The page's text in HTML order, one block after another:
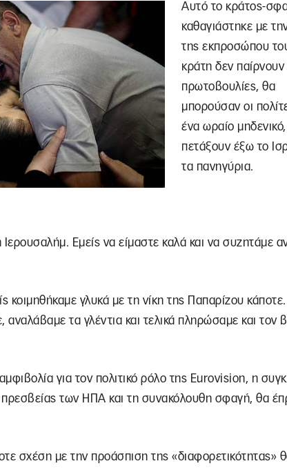
Αυτό το κράτος-
καθαγιάστηκε με
της εκπροσώπου
κράτη δεν παίρνουν
πρωτοβουλίες, θα
μπορούσαν οι
ένα ωραίο
πετάξουν έξω το
τα πανηγύρια.
Ιερουσαλήμ. Εμείς να είμαστε καλά και να συζητάμε
κοιμηθήκαμε γλυκά με τη νίκη της Παπαρίζου
τα γλέντια και τελικά πληρώσαμε και τον
για τον πολιτικό ρόλο της Eurovision, η
πρεσβείας των ΗΠΑ και τη συνακόλουθη σφαγή, θα
σχέση με την προάσπιση της «διαφορετικότητας»